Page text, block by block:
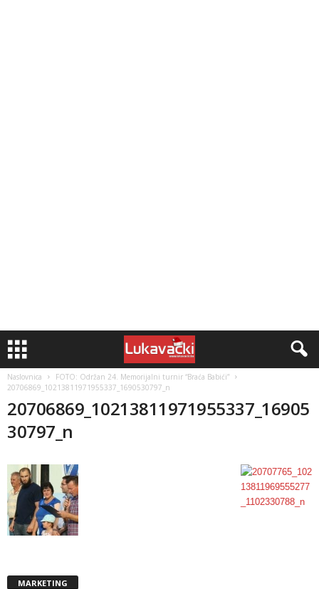
Naslovnica
FOTO: Održan 24. Memorijalni turnir “Braća Babići”
20706869_10213811971955337_1690530797_n
20706869_10213811971955337_16905
30797_n
MARKETING